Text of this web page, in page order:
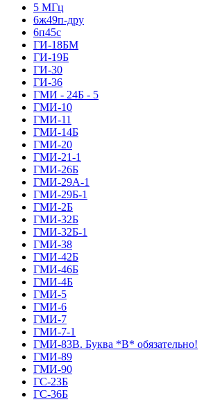
5 МГц
6ж49п-дру
6п45с
ГИ-18БМ
ГИ-19Б
ГИ-30
ГИ-36
ГМИ - 24Б - 5
ГМИ-10
ГМИ-11
ГМИ-14Б
ГМИ-20
ГМИ-21-1
ГМИ-26Б
ГМИ-29А-1
ГМИ-29Б-1
ГМИ-2Б
ГМИ-32Б
ГМИ-32Б-1
ГМИ-38
ГМИ-42Б
ГМИ-46Б
ГМИ-4Б
ГМИ-5
ГМИ-6
ГМИ-7
ГМИ-7-1
ГМИ-83В. Буква *В* обязательно!
ГМИ-89
ГМИ-90
ГС-23Б
ГС-36Б